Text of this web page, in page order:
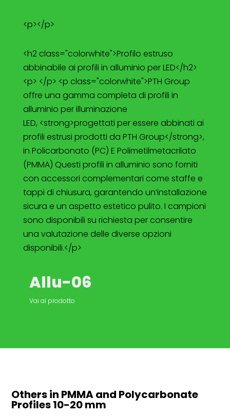
<p></p>
<h2 class="colorwhite">Profilo estruso
abbinabile ai profili in alluminio per LED</h2>
<p> </p> <p class="colorwhite">PTH Group
offre una gamma completa di profili in
alluminio per illuminazione
LED, <strong>progettati per essere abbinati ai
profili estrusi prodotti da PTH Group</strong>,
in Policarbonato (PC) E Polimetilmetacrilato
(PMMA) Questi profili in alluminio sono forniti
con accessori complementari come staffe e
tappi di chiusura, garantendo un’installazione
sicura e un aspetto estetico pulito. I campioni
sono disponibili su richiesta per consentire
una valutazione delle diverse opzioni
disponibili.</p>
Allu-06
Vai al prodotto
Others in PMMA and Polycarbonate
Profiles10-20 mm